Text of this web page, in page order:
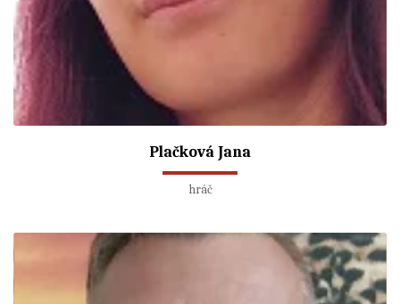
Plačková Jana
hráč